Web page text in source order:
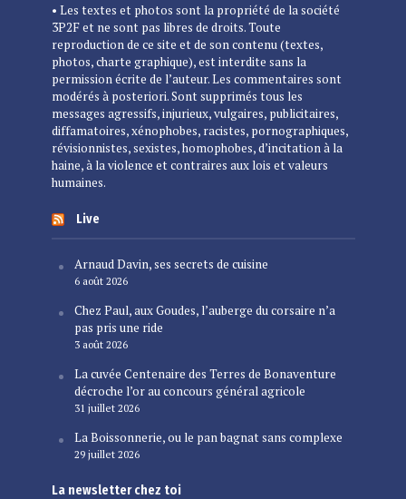
• Les textes et photos sont la propriété de la société
3P2F et ne sont pas libres de droits. Toute
reproduction de ce site et de son contenu (textes,
photos, charte graphique), est interdite sans la
permission écrite de l’auteur. Les commentaires sont
modérés à posteriori. Sont supprimés tous les
messages agressifs, injurieux, vulgaires, publicitaires,
diffamatoires, xénophobes, racistes, pornographiques,
révisionnistes, sexistes, homophobes, d’incitation à la
haine, à la violence et contraires aux lois et valeurs
humaines.
Live
Arnaud Davin, ses secrets de cuisine
6 août 2026
Chez Paul, aux Goudes, l’auberge du corsaire n’a
pas pris une ride
3 août 2026
La cuvée Centenaire des Terres de Bonaventure
décroche l’or au concours général agricole
31 juillet 2026
La Boissonnerie, ou le pan bagnat sans complexe
29 juillet 2026
La newsletter chez toi